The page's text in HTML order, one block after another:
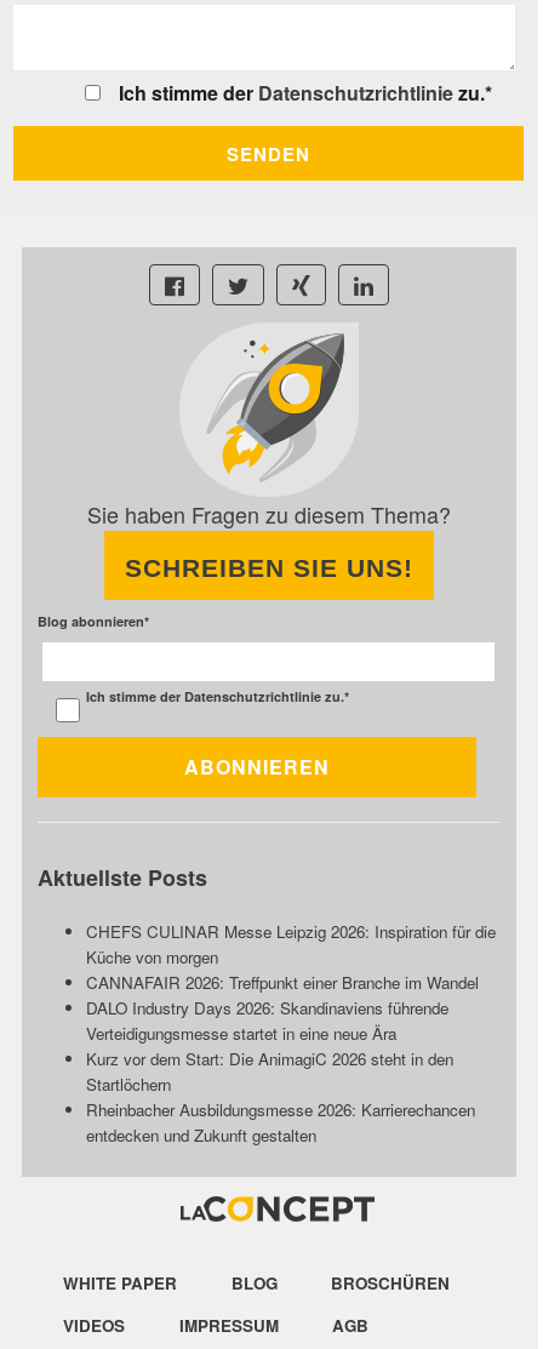
Ich stimme der Datenschutzrichtliniezu.*
Sie haben Fragen zu diesem Thema?
SCHREIBEN SIE UNS!
Blog abonnieren*
Ich stimme der Datenschutzrichtlinie zu.*
Aktuellste Posts
CHEFS CULINAR Messe Leipzig 2026: Inspiration für die
Küche von morgen
CANNAFAIR 2026: Treffpunkt einer Branche im Wandel
DALO Industry Days 2026: Skandinaviens führende
Verteidigungsmesse startet in eine neue Ära
Kurz vor dem Start: Die AnimagiC 2026 steht in den
Startlöchern
Rheinbacher Ausbildungsmesse 2026: Karrierechancen
entdecken und Zukunft gestalten
WHITE PAPER BLOG
BROSCHÜREN
VIDEOS
IMPRESSUM AGB